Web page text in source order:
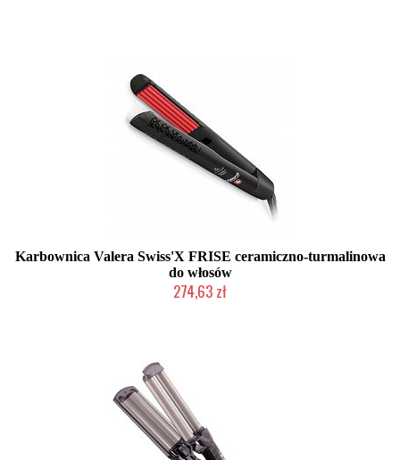
Karbownica Valera Swiss'X FRISE ceramiczno-turmalinowa
do włosów
274,63 zł